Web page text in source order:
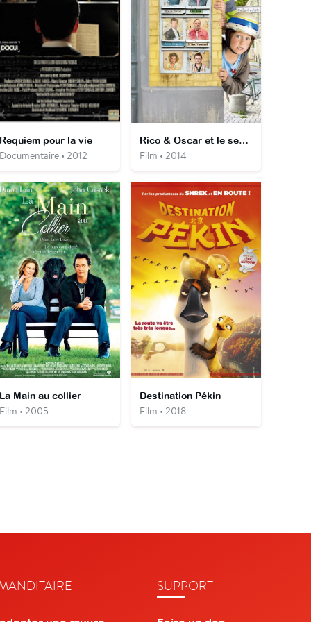
pour la vie
• 2012
Rico & Oscar et le secret des ombres mystères
Film • 2014
Main au collier
• 2005
Destination Pékin
Film • 2018
SUPPORT